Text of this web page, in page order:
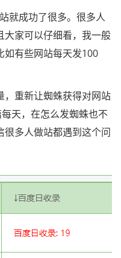
成功了很多。很多人
大家可以仔细看，我一般
如有些网站每天发100
重新让蜘蛛获得对网站
天，在怎么发蜘蛛也不
很多人做站都遇到这个问